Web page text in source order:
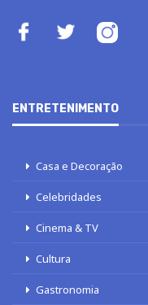
ENTRETENIMENTO
Casa e Decoração
Celebridades
Cinema & TV
Cultura
Gastronomia